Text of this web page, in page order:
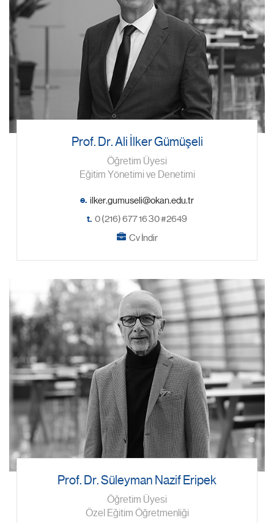
Prof. Dr. Ali İlker Gümüşeli
Öğretim Üyesi
Eğitim Yönetimi ve Denetimi
e.
t. 0 (216) 677 16 30 #2649
Cv İndir
Prof. Dr. Süleyman Nazif Eripek
Öğretim Üyesi
Özel Eğitim Öğretmenliği